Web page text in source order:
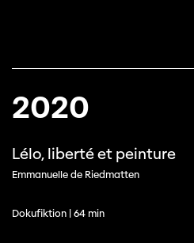
2020
Lélo, liberté et peinture
Emmanuelle de Riedmatten
Dokufiktion | 64 min